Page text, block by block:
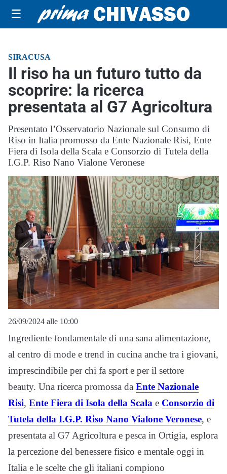
☰
SIRACUSA
Il riso ha un futuro tutto da
scoprire: la ricerca
presentata al G7 Agricoltura
Presentato l’Osservatorio Nazionale sul Consumo di
Riso in Italia promosso da Ente Nazionale Risi, Ente
Fiera di Isola della Scala e Consorzio di Tutela della
I.G.P. Riso Nano Vialone Veronese
26/09/2024 alle 10:00
Ingrediente fondamentale di una sana alimentazione,
al centro di mode e trend in cucina anche tra i giovani,
imprescindibile per chi fa sport e per il settore
beauty. Una ricerca promossa da Ente Nazionale
Risi, Ente Fiera di Isola della Scala e Consorzio di
Tutela della I.G.P. Riso Nano Vialone Veronese, e
presentata al G7 Agricoltura e pesca in Ortigia, esplora
la percezione del benessere fisico e mentale oggi in
Italia e le scelte che gli italiani compiono